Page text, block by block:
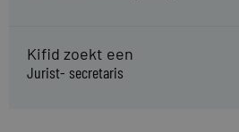
Kifid zoekt een
Jurist- secretaris